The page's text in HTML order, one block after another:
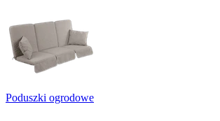
Poduszki ogrodowe